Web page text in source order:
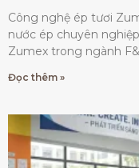
Công nghệ ép tươi
nước ép chuyên
Zumex trong ngành
Đọc thêm »